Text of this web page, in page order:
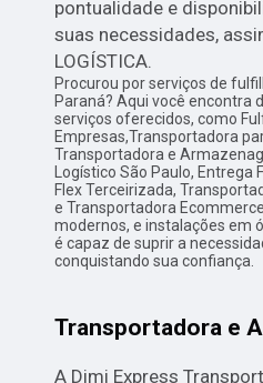
pontualidade e
suas necessidades,
LOGÍSTICA.
Procurou por serviços de
Paraná? Aqui você encontra
serviços oferecidos, como
Empresas,Transportadora
Transportadora e
Logístico São Paulo, Entrega
Flex Terceirizada,
e Transportadora
modernos, e instalações em
é capaz de suprir a
conquistando sua confiança.
Transportadora e
A Dimi Express